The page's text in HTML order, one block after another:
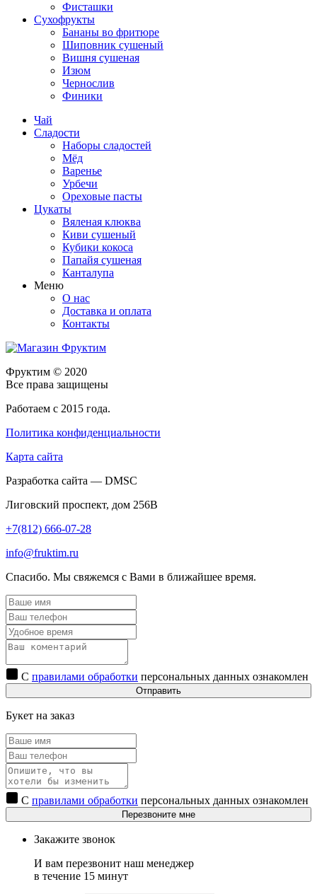
Фисташки
Сухофрукты
Бананы во фритюре
Шиповник сушеный
Вишня сушеная
Изюм
Чернослив
Финики
Чай
Сладости
Наборы сладостей
Мёд
Варенье
Урбечи
Ореховые пасты
Цукаты
Вяленая клюква
Киви сушеный
Кубики кокоса
Папайя сушеная
Канталупа
Меню
О нас
Доставка и оплата
Контакты
Фруктим © 2020
Все права защищены
Работаем с 2015 года.
Политика конфиденциальности
Карта сайта
Разработка сайта — DMSC
Лиговский проспект, дом 256В
+7(812) 666-07-28
info@fruktim.ru
Спасибо. Мы свяжемся с Вами в ближайшее время.
С правилами обработки персональных данных ознакомлен
Отправить
Букет на заказ
С правилами обработки персональных данных ознакомлен
Перезвоните мне
Закажите звонок
И вам перезвонит наш менеджер
в течение 15 минут